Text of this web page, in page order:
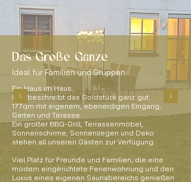
Das Große Ganze
Ideal für Familien und Gruppen
Ein Haus im Haus.
Das beschreibt das Goldstück ganz gut.
177qm mit eigenem, ebenerdigen Eingang,
Garten und Terasse.
Ein großer BBQ-Grill, Terrassenmöbel,
Sonnenschirme, Sonnenliegen und Deko
stehen all unseren Gästen zur Verfügung.
Viel Platz für Freunde und Familien, die eine
modern eingerichtete Ferienwohnung und den
Luxus eines eigenen Saunabereichs genießen